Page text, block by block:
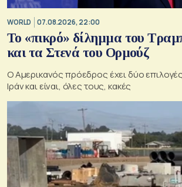
WORLD 07.08.2026, 22:00
Το «πικρό» δίλημμα του
και τα Στενά του Ορμούζ
Ο Αμερικανός πρόεδρος έχει δύο
Ιράν και είναι, όλες τους, κακές